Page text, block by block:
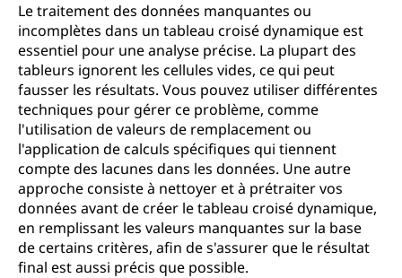
Le traitement des données manquantes ou
incomplètes dans un tableau croisé dynamique est
essentiel pour une analyse précise. La plupart des
tableurs ignorent les cellules vides, ce qui peut
fausser les résultats. Vous pouvez utiliser différentes
techniques pour gérer ce problème, comme
l'utilisation de valeurs de remplacement ou
l'application de calculs spécifiques qui tiennent
compte des lacunes dans les données. Une autre
approche consiste à nettoyer et à prétraiter vos
données avant de créer le tableau croisé dynamique,
en remplissant les valeurs manquantes sur la base
de certains critères, afin de s'assurer que le résultat
final est aussi précis que possible.